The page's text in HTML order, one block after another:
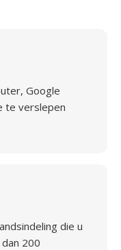
Google
te verslepen
die u
200